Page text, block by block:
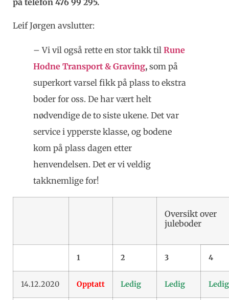
Leif Jørgen avslutter:
– Vi vil også rette en stor takk til Rune
Hodne Transport & Graving, som på
superkort varsel fikk på plass to ekstra
boder for oss. De har vært helt
nødvendige de to siste ukene. Det var
service i ypperste klasse, og bodene
kom på plass dagen etter
henvendelsen. Det er vi veldig
takknemlige for!
Oversikt over
juleboder
1 2 3 4
14.12.2020 Opptatt Ledig Ledig Ledig